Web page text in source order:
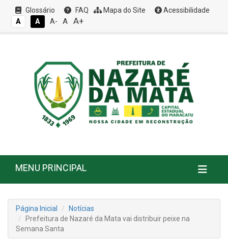
Glossário FAQ Mapa do Site
Acessibilidade
A
A A- A A+
MENU PRINCIPAL
Página Inicial
Notícias
Prefeitura de Nazaré da Mata vai distribuir peixe na
Semana Santa